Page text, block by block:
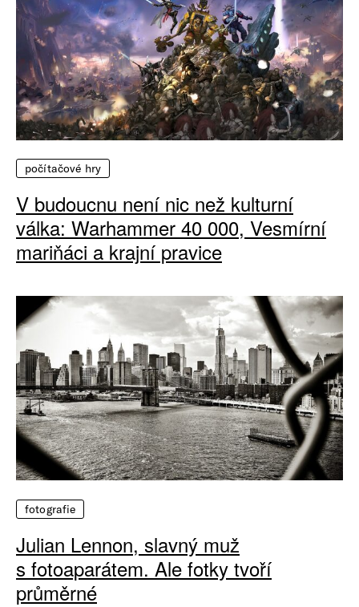
počítačové hry
V budoucnu není nic než kulturní
válka: Warhammer 40 000, Vesmírní
mariňáci a krajní pravice
fotografie
Julian Lennon, slavný muž
s fotoaparátem. Ale fotky tvoří
průměrné